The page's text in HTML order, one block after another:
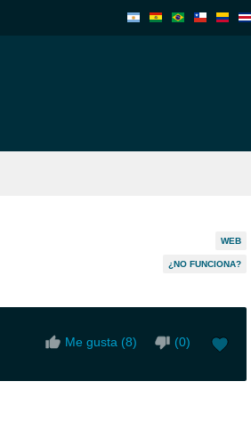
WEB
¿NO FUNCIONA?
Me gusta (8) (0)